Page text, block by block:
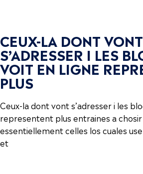
CEUX-LA DONT VONT
S’ADRESSER I LES
VOIT EN LIGNE
PLUS
Ceux-la dont vont s’adresser i les
representent plus entraines a
essentiellement celles los cuales
et